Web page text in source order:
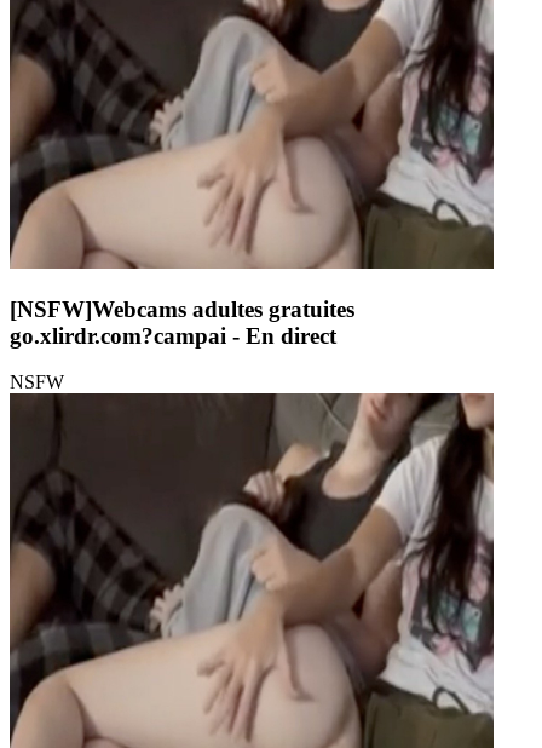
[NSFW]Webcams adultes gratuites
go.xlirdr.com?campai - En direct
NSFW